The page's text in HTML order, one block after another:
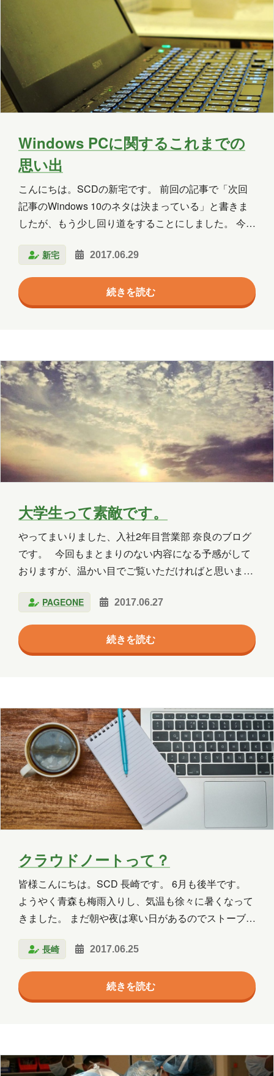
Exchange Online
GPT
Intellectra
Intune
iOS
Linux LLM
LM Studio
MCP
Microsoft
Microsoft 365
Microsoft 365 Copilot
Microsoft Access
Microsoft Edge
Microsoft Entra ID
Microsoft Fabric
Microsoft Forms
Microsoft Purview
OneDrive
OneLake
OneNote
OpenAI
PHP
Power Apps
Power Automate
PowerPoint
PowerShell
PowerShell ISE
Python
SharePoint
SNS
SQL
Update
Visual Studio
VR
Windows
Windows 10
Windows 11
WordPress
お出かけ
エージェント
クラウド
コミュニケーション
サポート
京都
会社
医療 名古屋
料理
旅行 暮らし
書道
歴史
津軽三味線 熊本
犬
猫
社会 福井 福島
秋田
群馬
習い事 観光
趣味
長崎 青森
年月
2026年8月
2026年7月
2026年5月
2026年4月
2026年3月
2026年2月
2026年1月
2025年12月
2025年8月
2025年7月
2025年6月
Windows PCに関するこれまでの
思い出
こんにちは。SCDの新宅です。 前回の記事で「次回
記事のWindows 10のネタは決まっている」と書きま
したが、もう少し回り道をすることにしました。 今回
という大胆で漠然とした（？）テーマです。 PCに初
めて触れた時 ちょうどこのブログが公開される日に誕
生日を迎え、23歳になります。 私の学年くらいにな
ると、「PCはWindows XPから使い始めた！」という
ートPCを使い始めたのが最初ということになりま
す。ノートPCと言って…
新宅 2017.06.29
続きを読む
大学生って素敵です。
やってまいりました、入社2年目営業部 奈良のブログ
です。 今回もまとまりのない内容になる予感がして
おりますが、温かい目でご覧いただければと思いま
ら大学の情報を検索する機会が多いのですが、最近き
になる検索ワードを発見しました。 それは… 「大学
サークル ぼっち」 「大学 サークル つらい」 「大学
サークル 中退」 というようなかなりネガティヴな検
はサッカーサークルでした。 もちろん私はプレイヤー
ではなくマネージャーでしたが…。 (サ…
PAGEONE 2017.06.27
続きを読む
クラウドノートって？
皆様こんにちは。SCD 長崎です。 6月も後半です。
ようやく青森も梅雨入りし、気温も徐々に暑くなって
きました。 まだ朝や夜は寒い日があるのでストーブは
に扇風機を出してもいい頃かもしれません。 テーマ
第二回目となる今回のテーマは「クラウドノート」。
一回目に若干触れていた「Evernote」、 そして
「Microsoft OneNote」についてご紹介しようと思いま
す。 そもそもこの2つはなに？ 「Microsoft
OneNote（ワンノート）」…
長崎 2017.06.25
続きを読む